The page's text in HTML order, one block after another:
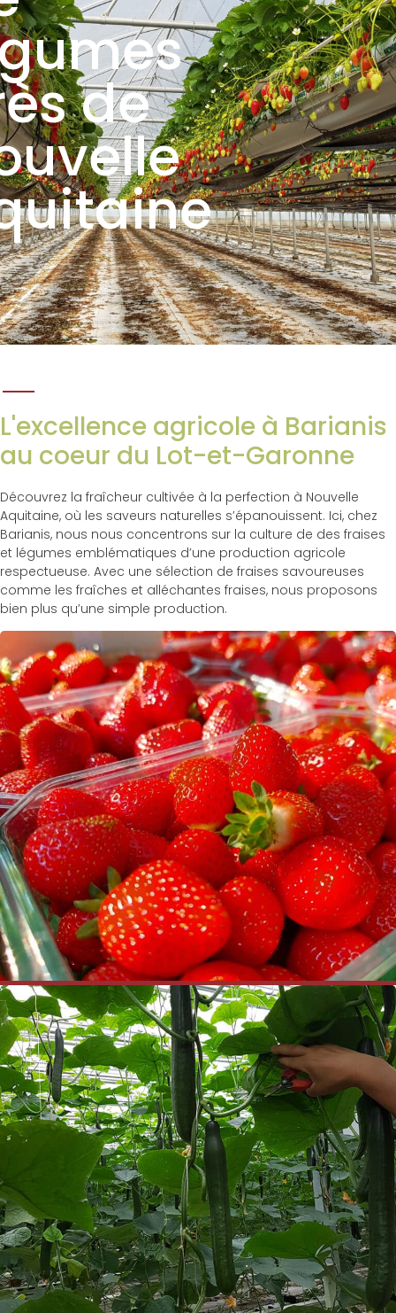
de
L'excellence agricole à Barianis
au coeur du Lot-et-Garonne
Découvrez la fraîcheur cultivée à la perfection à Nouvelle
Aquitaine, où les saveurs naturelles s’épanouissent. Ici, chez
Barianis, nous nous concentrons sur la culture de des fraises
et légumes emblématiques d’une production agricole
respectueuse. Avec une sélection de fraises savoureuses
comme les fraîches et alléchantes fraises, nous proposons
bien plus qu’une simple production.